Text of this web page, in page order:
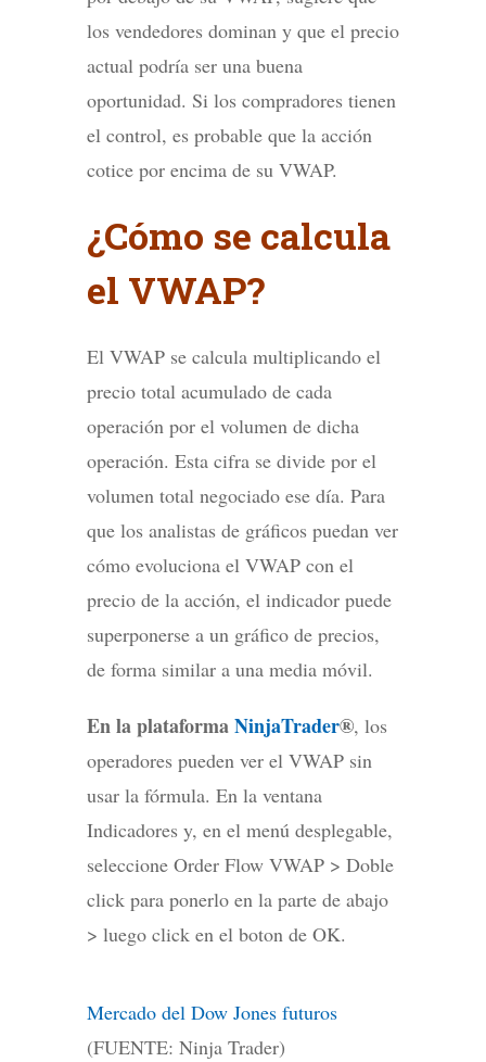
los vendedores dominan y que el precio
actual podría ser una buena
oportunidad. Si los compradores tienen
el control, es probable que la acción
cotice por encima de su VWAP.
¿Cómo se calcula
el VWAP?
El VWAP se calcula multiplicando el
precio total acumulado de cada
operación por el volumen de dicha
operación. Esta cifra se divide por el
volumen total negociado ese día. Para
que los analistas de gráficos puedan ver
cómo evoluciona el VWAP con el
precio de la acción, el indicador puede
superponerse a un gráfico de precios,
de forma similar a una media móvil.
En la plataformaNinjaTrader®, los
operadores pueden ver el VWAP sin
usar la fórmula. En la ventana
Indicadores y, en el menú desplegable,
seleccione Order Flow VWAP > Doble
click para ponerlo en la parte de abajo
> luego click en el boton de OK.
Mercado del Dow Jones futuros
(FUENTE: Ninja Trader)